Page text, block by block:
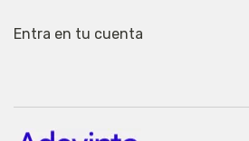
Entra en tu cuenta